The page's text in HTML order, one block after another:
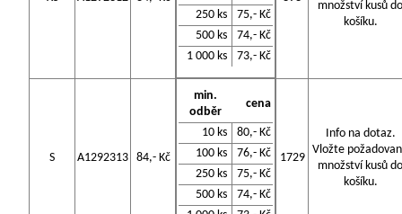
250 ks
75,- Kč
500 ks
74,- Kč
1 000 ks
73,- Kč
množství kusů do
košíku.
S A1292313 84,- Kč
min.
odběr
cena
10 ks
80,- Kč
100 ks
76,- Kč
250 ks
75,- Kč
500 ks
74,- Kč
1729
Info na dotaz.
Vložte
množství kusů do
košíku.